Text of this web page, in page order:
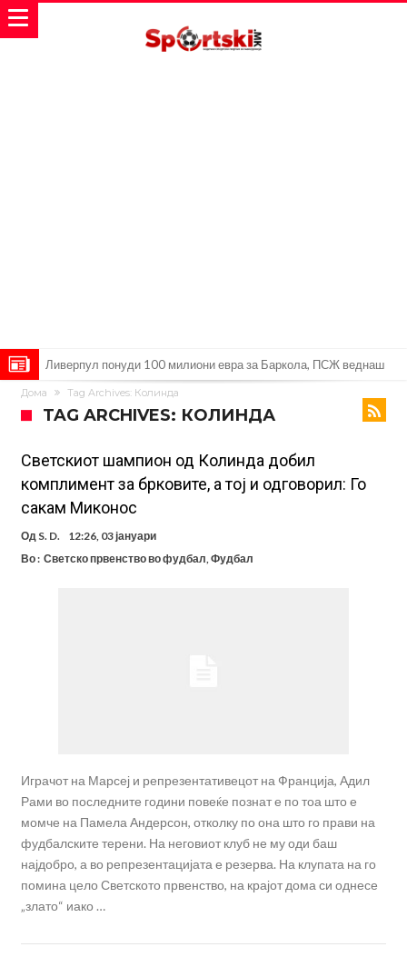
Ливерпул понуди 100 милиони евра за Баркола, ПСЖ веднаш
побара уште 50 милиони
Јувентус се насочил кон напаѓач на Манчестер Јунајтед
Модриќ откри што го натерало да остане во Милан
Стотици навивачи го пречекаа Салах во Истанбул
Арсенал и Њукасл веќе се договорија, Гимарејш заминува
Дома Tag Archives: Колинда
TAG ARCHIVES: КОЛИНДА
Светскиот шампион од Колинда добил
комплимент за брковите, а тој и одговорил: Го
сакам Миконос
Од S. D.
12:26, 03 јануари
Во : Светско првенство во фудбал Фудбал
Играчот на Марсеј и репрезентативецот на Франција, Адил
Рами во последните години повеќе познат е по тоа што е
момче на Памела Андерсон, отколку по она што го прави на
фудбалските терени. На неговиот клуб не му оди баш
најдобро, а во репрезентацијата е резерва. На клупата на го
помина цело Светското првенство, на крајот дома си однесе
„злато“ иако …